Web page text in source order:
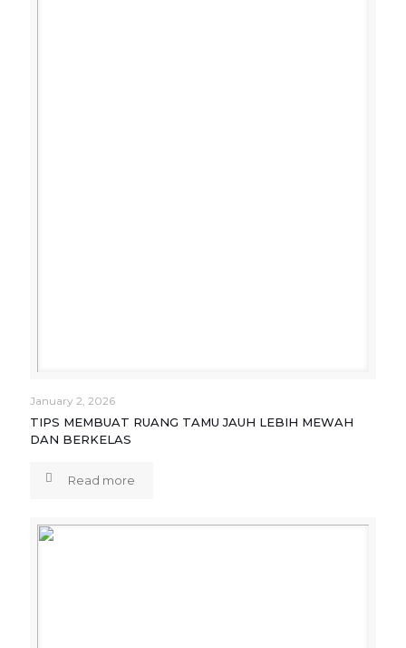
January 2, 2026
TIPS MEMBUAT RUANG TAMU JAUH LEBIH MEWAH
DAN BERKELAS
Read more